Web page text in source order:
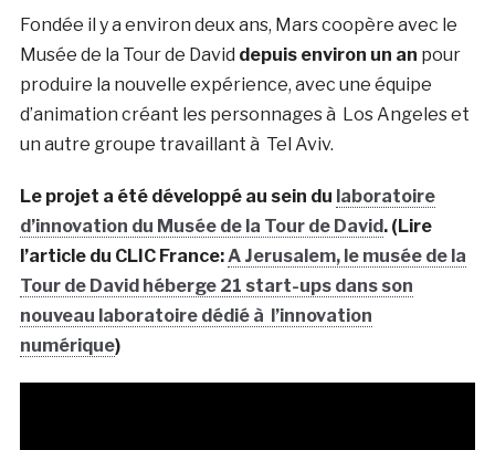
Fondée il y a environ deux ans, Mars coopère avec le
Musée de la Tour de David depuis environ un an pour
produire la nouvelle expérience, avec une équipe
d’animation créant les personnages à Los Angeles et
un autre groupe travaillant à Tel Aviv.
Le projet a été développé au sein du laboratoire
d’innovation du Musée de la Tour de David. (Lire
l’article du CLIC France:A Jerusalem, le musée de la
Tour de David héberge 21 start-ups dans son
nouveau laboratoire dédié à l’innovation
numérique)